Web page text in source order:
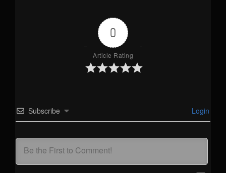
0
Article Rating
Subscribe Login